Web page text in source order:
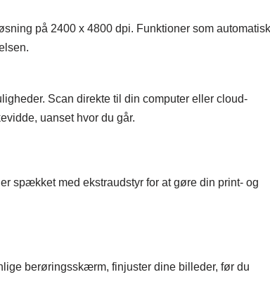
på 2400 x 4800 dpi. Funktioner som
Scan direkte til din computer eller cloud-
uanset hvor du går.
spækket med ekstraudstyr for at gøre din print- og
berøringsskærm, finjuster dine billeder, før du